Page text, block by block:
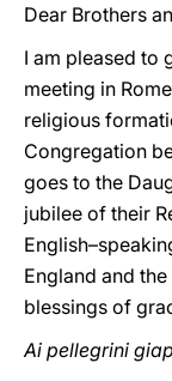
Dear Brothers
I am pleased to
meeting in
religious
Congregation
goes to the
jubilee of their
England and
blessings of
Ai pellegrini